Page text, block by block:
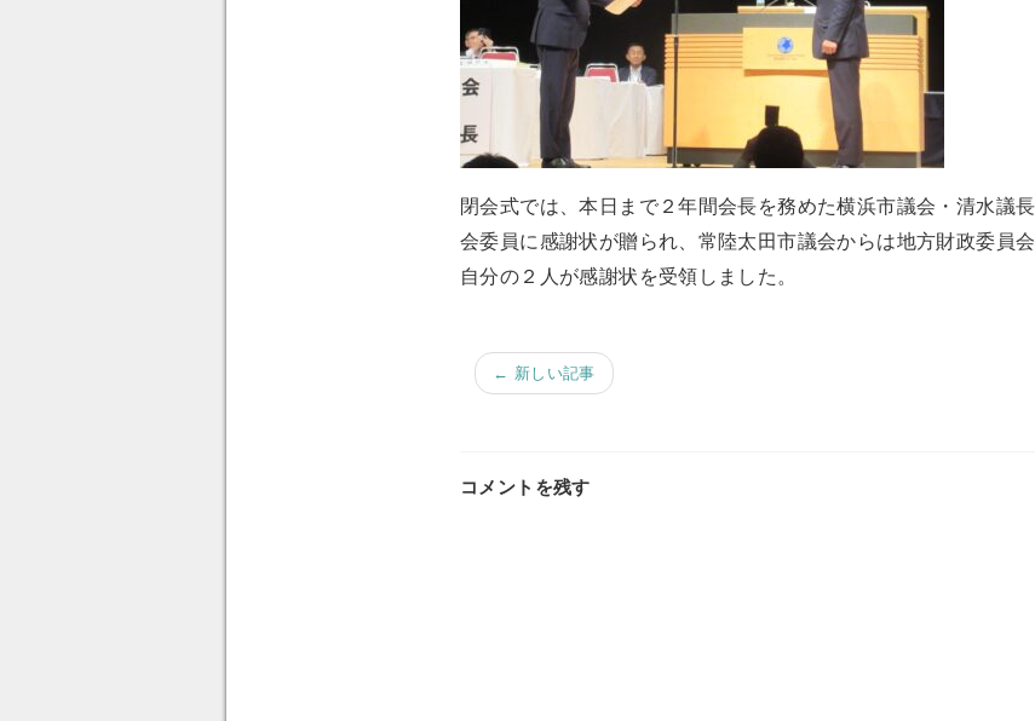
閉会式では、本日まで２年間会長を務めた横浜市議会・清水議
会委員に感謝状が贈られ、常陸太田市議会からは地方財政委員
自分の２人が感謝状を受領しました。
← 新しい記事
コメントを残す